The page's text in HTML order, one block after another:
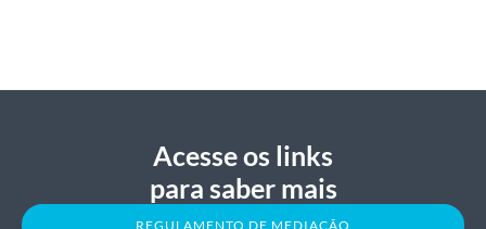
Acesse os links
para saber mais
REGULAMENTO DE MEDIAÇÃO